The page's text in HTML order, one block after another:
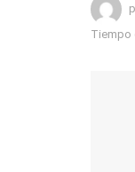
Tiempo